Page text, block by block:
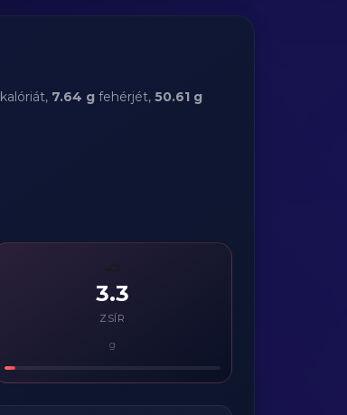
kalóriát, 7.64 g fehérjét, 50.61 g
3.3
ZSÍR
g